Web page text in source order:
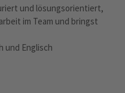
und lösungsorientiert,
im Team und bringst
und Englisch